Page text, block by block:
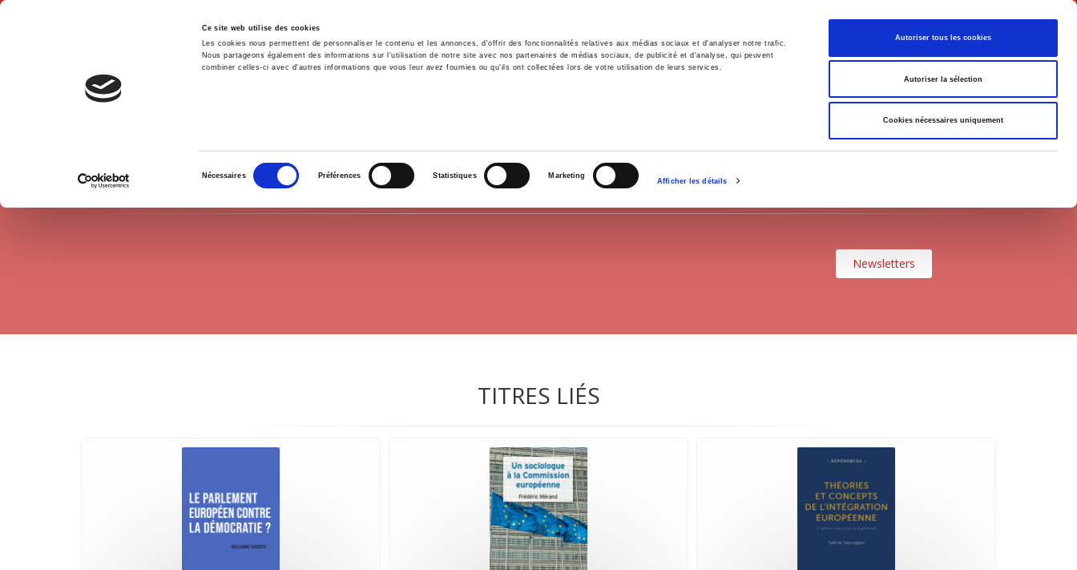
Ce site web utilise des cookies
Les cookies nous permettent de personnaliser le contenu et les annonces, d'offrir des fonctionnalités relatives aux médias sociaux et d'analyser notre trafic.
Nous partageons également des informations sur l'utilisation de notre site avec nos partenaires de médias sociaux, de publicité et d'analyse, qui peuvent
combiner celles-ci avec d'autres informations que vous leur avez fournies ou qu'ils ont collectées lors de votre utilisation de leurs services.
consentement
Nécessaires Préférences Statistiques Marketing
Afficher les détails
Autoriser tous les cookies
Autoriser la sélection
Cookies nécessaires uniquement
Français
Accueil Environnement Histoire International
INSTITUTIONS EUROPÉENNES
Newsletters
TITRES LIÉS